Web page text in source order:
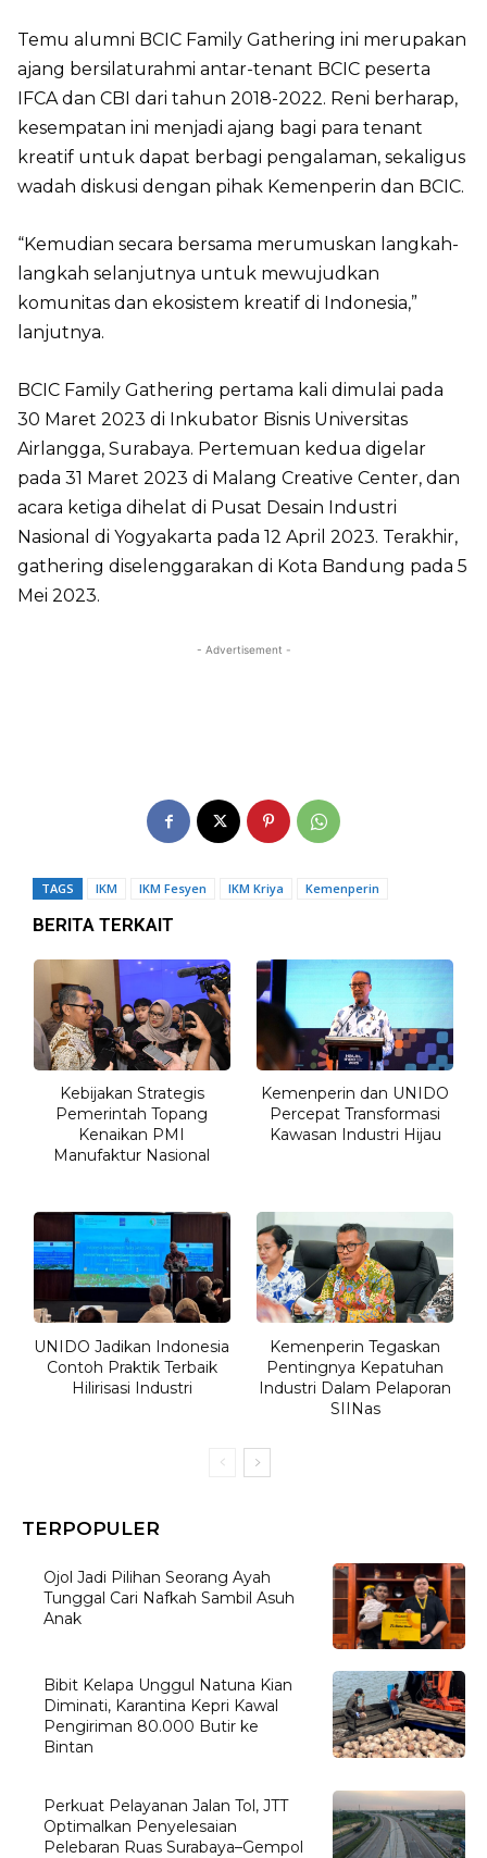
Temu alumni BCIC Family Gathering ini merupakan
ajang bersilaturahmi antar-tenant BCIC peserta
IFCA dan CBI dari tahun 2018-2022. Reni berharap,
kesempatan ini menjadi ajang bagi para tenant
kreatif untuk dapat berbagi pengalaman, sekaligus
wadah diskusi dengan pihak Kemenperin dan BCIC.
“Kemudian secara bersama merumuskan langkah-
langkah selanjutnya untuk mewujudkan
komunitas dan ekosistem kreatif di Indonesia,”
lanjutnya.
BCIC Family Gathering pertama kali dimulai pada
30 Maret 2023 di Inkubator Bisnis Universitas
Airlangga, Surabaya. Pertemuan kedua digelar
pada 31 Maret 2023 di Malang Creative Center, dan
acara ketiga dihelat di Pusat Desain Industri
Nasional di Yogyakarta pada 12 April 2023. Terakhir,
gathering diselenggarakan di Kota Bandung pada 5
Mei 2023.
- Advertisement -
TAGS IKM IKM Fesyen IKM Kriya Kemenperin
BERITA TERKAIT
Kebijakan Strategis
Pemerintah Topang
Kenaikan PMI
Manufaktur Nasional
Kemenperin dan UNIDO
Percepat Transformasi
Kawasan Industri Hijau
UNIDO Jadikan Indonesia
Contoh Praktik Terbaik
Hilirisasi Industri
Kemenperin Tegaskan
Pentingnya Kepatuhan
Industri Dalam Pelaporan
SIINas
TERPOPULER
Ojol Jadi Pilihan Seorang Ayah
Tunggal Cari Nafkah Sambil Asuh
Anak
Bibit Kelapa Unggul Natuna Kian
Diminati, Karantina Kepri Kawal
Pengiriman 80.000 Butir ke
Bintan
Perkuat Pelayanan Jalan Tol, JTT
Optimalkan Penyelesaian
Pelebaran Ruas Surabaya–Gempol